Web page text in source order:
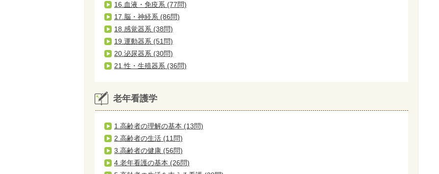
16.血液・免疫系 (77問)
17.脳・神経系 (86問)
18.感覚器系 (38問)
19.運動器系 (51問)
20.泌尿器系 (30問)
21.性・生殖器系 (36問)
老年看護学
1.高齢者の理解の基本 (13問)
2.高齢者の生活 (11問)
3.高齢者の健康 (56問)
4.老年看護の基本 (26問)